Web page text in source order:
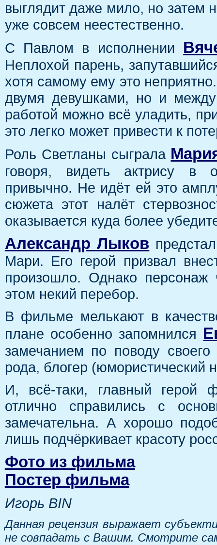
выглядит даже мило, но затем
уже совсем неестественно.
С Павлом в исполнении
Неплохой парень,
хотя самому ему это
двумя девушками, но и
работой можно всё уладить,
это легко может привести к
Роль Светланы сыграла
говоря, видеть актрису в
привычно. Не идёт ей это
сюжета этот налёт
оказывается куда более
Александр Лыков
Мари. Его герой призвал
произошло. Однако персонаж
этом некий перебор.
В фильме мелькают в
плане особенно запомнился
замечанием по поводу
рода, блогер (юмористический
И, всё-таки, главный
отлично справились с
замечательна. А хорошо
лишь подчёркивает красоту
Фото из фильма
Постер фильма
Игорь BIN
Данная рецензия выражает
не совпадать с Вашим. Смотрите